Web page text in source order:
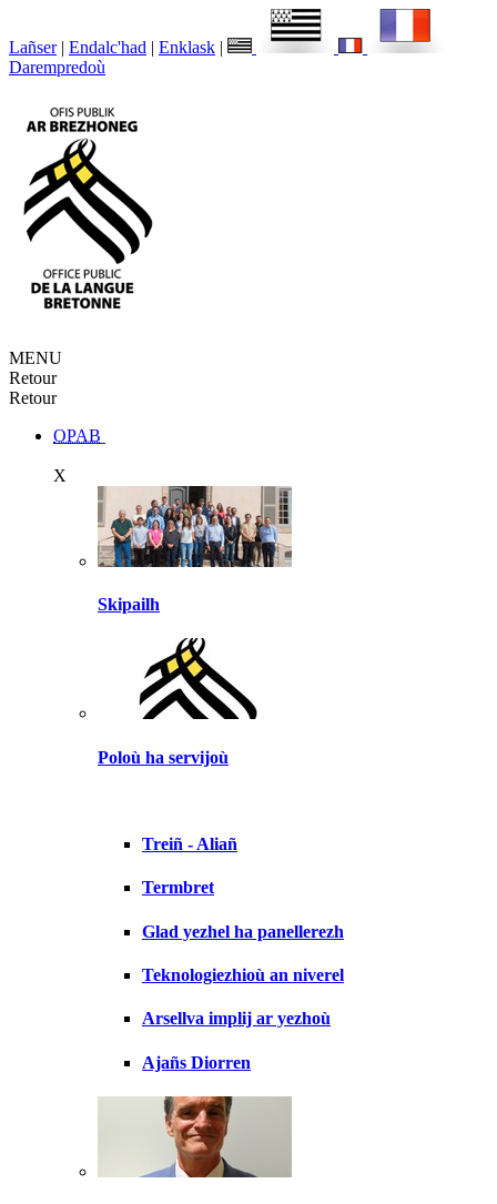
Lañser | Endalc'had | Enklask |
Darempredoù
MENU
Retour
Retour
OPAB
X
Skipailh
Poloù ha servijoù
Treiñ - Aliañ
Termbret
Glad yezhel ha panellerezh
Teknologiezhioù an niverel
Arsellva implij ar yezhoù
Ajañs Diorren